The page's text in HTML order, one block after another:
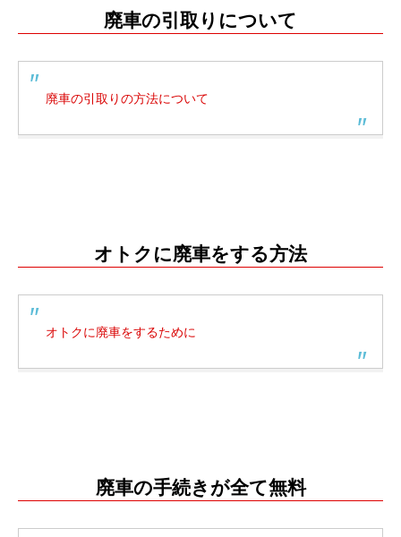
廃車の引取りについて
廃車の引取りの方法について
オトクに廃車をする方法
オトクに廃車をするために
廃車の手続きが全て無料